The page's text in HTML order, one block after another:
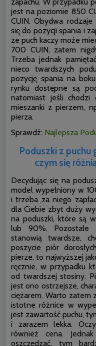
jest na poziomie 850
CUIN. Obydwa rodzaje
się do pozycji spania i
ze puch kaczy może
700 CUIN, zatem
Trzeba jednak
nieco twardszych
pozycję spania na
rynku dostępne są
natomiast jeśli
mieszanki z pierzem,
pierza.
Sprawdź: Najlepsza
Poduszki z
czym się
Decydując się na
model wypełniony w
i trzeba za niego
dla Ciebie zbyt duży
na poduszki, które są
lub 90%. Pozostałe
stanowią twardsze,
poszycie piór
pierze, to najwyższej
ręcznie, w przypadku
od twardszej stosiny.
jest ono ostrzejsze,
ciężarem. Warto zatem
istotne różnice w
jest zawartość puchu,
i zarazem lekka.
również cena.
oszczędzać, tym